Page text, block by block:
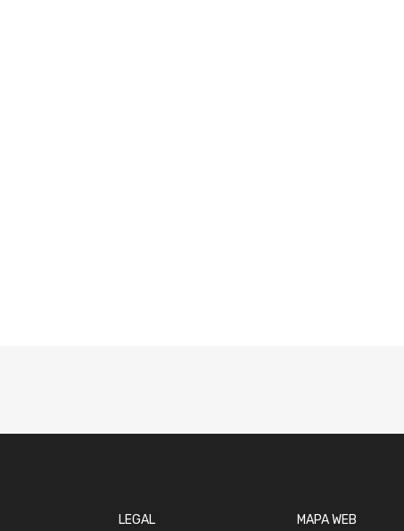
LEGAL MAPA WEB